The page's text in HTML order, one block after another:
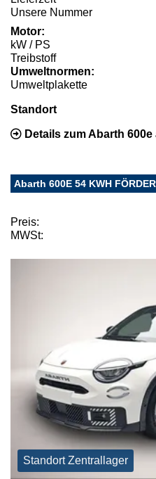
Unsere Nummer
Motor:
kW / PS
Treibstoff
Umweltnormen:
Umweltplakette
Standort
Details zum Abarth 600e
Abarth 600E 54 KWH
Preis:
MWSt:
Standort Zentrallager